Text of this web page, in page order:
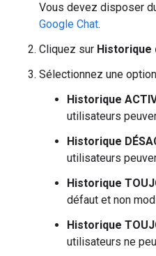
Vous devez disposer
Google Chat.
Cliquez sur Historique
Sélectionnez une
Historique
utilisateurs
Historique
utilisateurs
Historique
défaut et non
Historique
utilisateurs ne